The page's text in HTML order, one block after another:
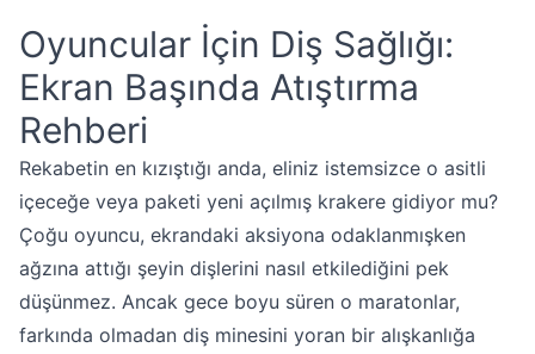
Oyuncular İçin Diş Sağlığı:
Ekran Başında Atıştırma
Rehberi
Rekabetin en kızıştığı anda, eliniz istemsizce o asitli
içeceğe veya paketi yeni açılmış krakere gidiyor mu?
Çoğu oyuncu, ekrandaki aksiyona odaklanmışken
ağzına attığı şeyin dişlerini nasıl etkilediğini pek
düşünmez. Ancak gece boyu süren o maratonlar,
farkında olmadan diş minesini yoran bir alışkanlığa